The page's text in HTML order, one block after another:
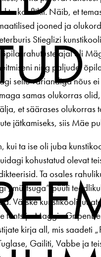
ta konflikti. Näib, et
jooned ja
Stieglizi
ajal oli
ning paljudel
selle variandiga nõus
samas olukorras
et säärases olukorras
jätkamiseks, siis Mäe
kui ta ise oli juba
kohustatud olevat
Ta osales
„mürtsuga“ püüti
Värske kunstikooli
tantsija Maggie
kirja all, mis saadeti
Gailiti, Vabbe ja